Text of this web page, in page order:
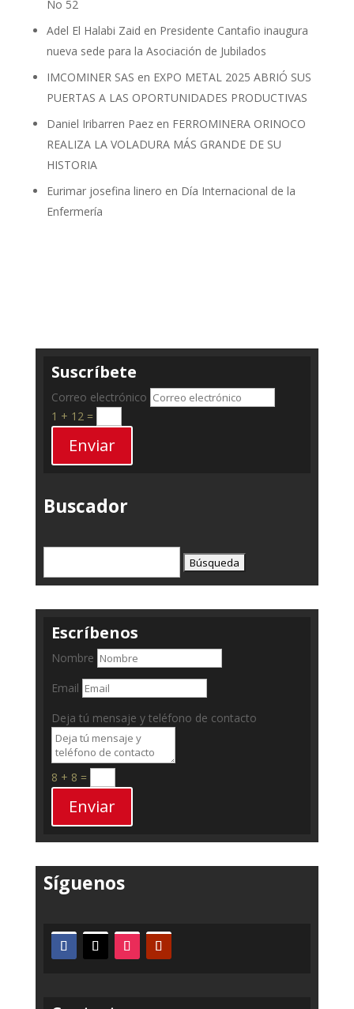
No 52
Adel El Halabi Zaid en Presidente Cantafio inaugura
nueva sede para la Asociación de Jubilados
IMCOMINER SAS en EXPO METAL 2025 ABRIÓ SUS
PUERTAS A LAS OPORTUNIDADES PRODUCTIVAS
Daniel Iribarren Paezen FERROMINERA ORINOCO
REALIZA LA VOLADURA MÁS GRANDE DE SU
HISTORIA
Eurimar josefina linero en Día Internacional de la
Enfermería
Suscríbete
Correo electrónico
1 + 12=
Enviar
Buscador
Escríbenos
Nombre
Email
Deja tú mensaje y teléfono de contacto
8 + 8 =
Enviar
Síguenos